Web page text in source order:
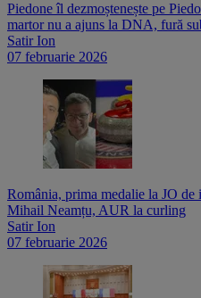
Piedone îl dezmoștenește pe
martor nu a ajuns la DNA, fură
Satir Ion
07 februarie 2026
România, prima medalie la JO
Mihail Neamțu, AUR la curling
Satir Ion
07 februarie 2026